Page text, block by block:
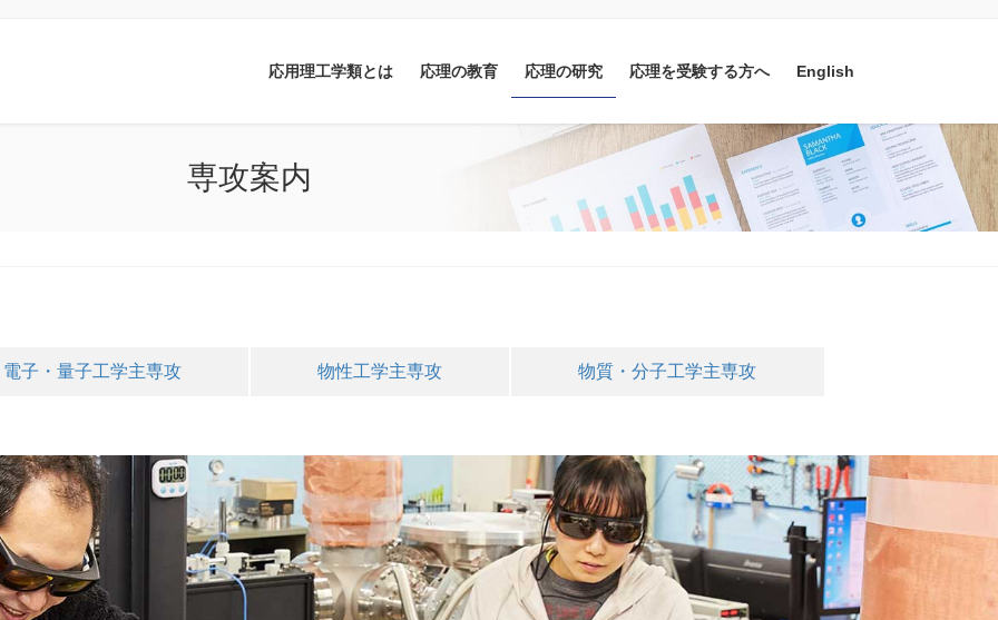
応用理工学類とは 応理の教育 応理の研究 応理を受験する方へ English
専攻案内
電子・量子工学主専攻 物性工学主専攻 物質・分子工学主専攻